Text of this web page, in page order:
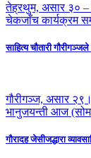
तेह्रथुम, असार ३० –
चेकजाँच कार्यक्रम
साहित्य चौतारी
गौरीगञ्ज, असार
भानुजयन्ती आज
गौरादह जेसीजद्धारा